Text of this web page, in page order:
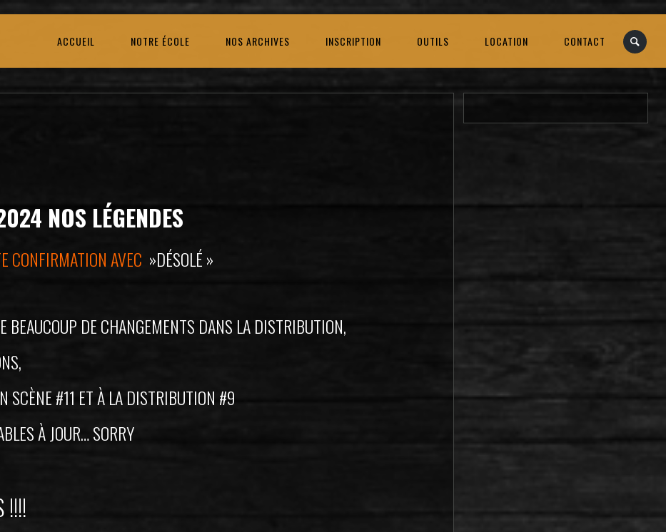
ACCUEIL NOTRE ÉCOLE NOS ARCHIVES INSCRIPTION OUTILS LOCATION CONTACT
NOS LÉGENDES
CONFIRMATION AVEC »DÉSOLÉ »
BEAUCOUP DE CHANGEMENTS DANS LA DISTRIBUTION,
SCÈNE #11 ET À LA DISTRIBUTION #9
À JOUR… SORRY
!!!!